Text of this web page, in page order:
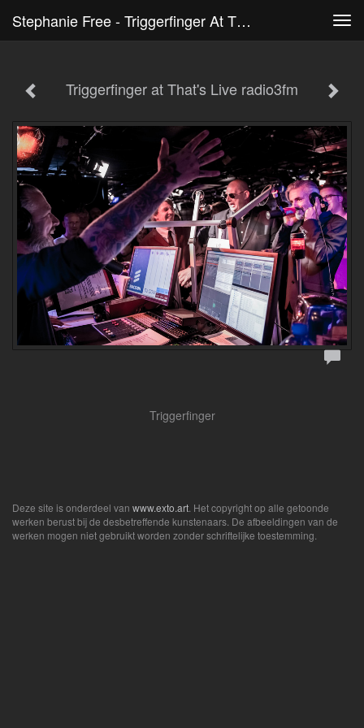
Stephanie Free - Triggerfinger At That's Live Radio3fm
Triggerfinger at That's Live radio3fm
Triggerfinger
Deze site is onderdeel van www.exto.art. Het copyright op alle getoonde
werken berust bij de desbetreffende kunstenaars. De afbeeldingen van de
werken mogen niet gebruikt worden zonder schriftelijke toestemming.